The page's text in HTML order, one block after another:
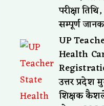
परीक्षा
सम्पूर्ण
UP
Health
उत्तर प्रदेश
शिक्षक